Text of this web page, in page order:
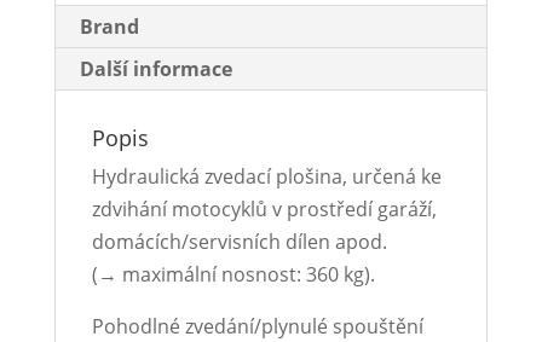
Brand
Další informace
Popis
Hydraulická zvedací plošina, určená ke
zdvihání motocyklů v prostředí garáží,
domácích/servisních dílen apod.
(→ maximální nosnost: 360 kg).
Pohodlné zvedání/plynulé spouštění